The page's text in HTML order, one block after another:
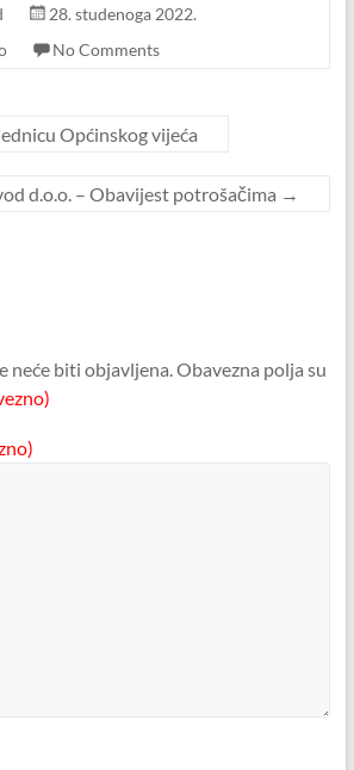
28. studenoga 2022.
No Comments
Općinskog vijeća
d.o.o. – Obavijest potrošačima →
neće biti objavljena.Obavezna polja su